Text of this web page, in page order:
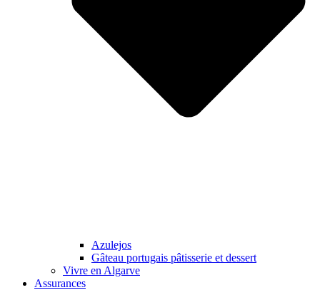
Azulejos
Gâteau portugais pâtisserie et dessert
Vivre en Algarve
Assurances